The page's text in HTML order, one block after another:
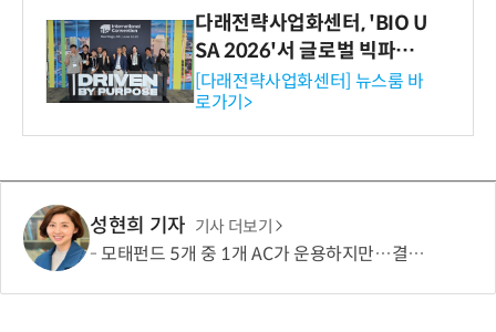
다래전략사업화센터, 'BIO U
SA 2026'서 글로벌 빅파마
와의 비즈니스 미팅 지원…K
-바이오 해외 진출 교두보 확
보
[다래전략사업화센터] 뉴스룸 바
로가기>
성현희 기자 기사 더보기
모태펀드 5개 중 1개 AC가 운용하지만…결성액 비중은 5.6%